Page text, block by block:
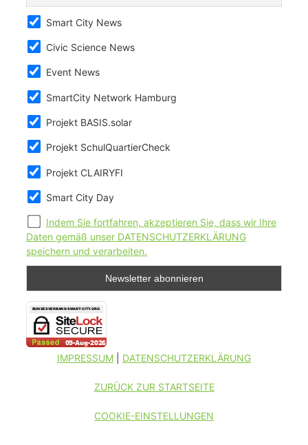
Smart City News
Civic Science News
Event News
SmartCity Network Hamburg
Projekt BASIS.solar
Projekt SchulQuartierCheck
Projekt CLAIRYFI
Smart City Day
Indem Sie fortfahren, akzeptieren Sie, dass wir Ihre
Daten gemäß unser DATENSCHUTZERKLÄRUNG
speichern und verarbeiten.
IMPRESSUM DATENSCHUTZERKLÄRUNG
ZURÜCK ZUR STARTSEITE
COOKIE-EINSTELLUNGEN